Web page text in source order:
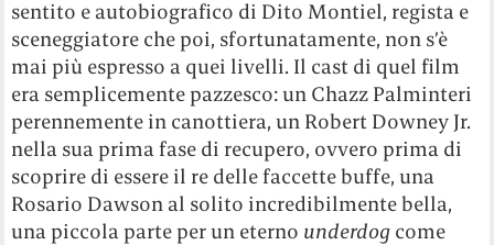
sentito e autobiografico di Dito Montiel, regista e
sceneggiatore che poi, sfortunatamente, non s’è
mai più espresso a quei livelli. Il cast di quel film
era semplicemente pazzesco: un Chazz Palminteri
perennemente in canottiera, un Robert Downey Jr.
nella sua prima fase di recupero, ovvero prima di
scoprire di essere il re delle faccette buffe, una
Rosario Dawson al solito incredibilmente bella,
una piccola parte per un eterno underdog come